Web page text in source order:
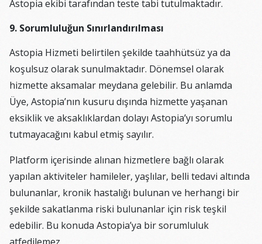
Astopia ekibi tarafından teste tabi tutulmaktadır.
9. Sorumluluğun Sınırlandırılması
Astopia Hizmeti belirtilen şekilde taahhütsüz ya da
koşulsuz olarak sunulmaktadır. Dönemsel olarak
hizmette aksamalar meydana gelebilir. Bu anlamda
Üye, Astopia’nın kusuru dışında hizmette yaşanan
eksiklik ve aksaklıklardan dolayı Astopia’yı sorumlu
tutmayacağını kabul etmiş sayılır.
Platform içerisinde alınan hizmetlere bağlı olarak
yapılan aktiviteler hamileler, yaşlılar, belli tedavi altında
bulunanlar, kronik hastalığı bulunan ve herhangi bir
şekilde sakatlanma riski bulunanlar için risk teşkil
edebilir. Bu konuda Astopia’ya bir sorumluluk